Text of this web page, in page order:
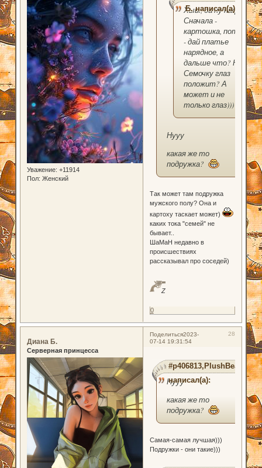
Уважение: +11914
Пол: Женский
Б. написал(а):
Хыы, да ну нафик!
Сначала -
картошка, потом
- дай платье
нарядное, а
дальше что? На
Семочку глаз
положит? А
может и не
только глаз)))
Нууу
какая же то
подружка?
Так может там подружка
мужского полу? Она и
картоху таскает может)
каких тока "семей" не
бывает..
ШаМаН недавно в
происшествиях
рассказывал про соседей)
Z
0
Поделиться 28
2023-
07-14 19:31:54
Диана Б.
Серверная принцесса
#p406813,PlushBear
написал(а):
Нууу
какая же то
подружка?
Самая-самая лучшая)))
Подружки - они такие)))